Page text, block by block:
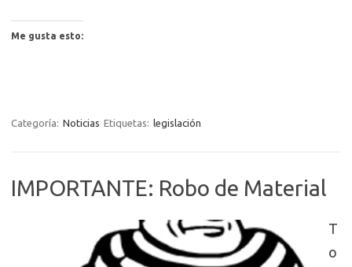
Me gusta esto:
Categoría: Noticias Etiquetas: legislación
IMPORTANTE: Robo de Material
T
o